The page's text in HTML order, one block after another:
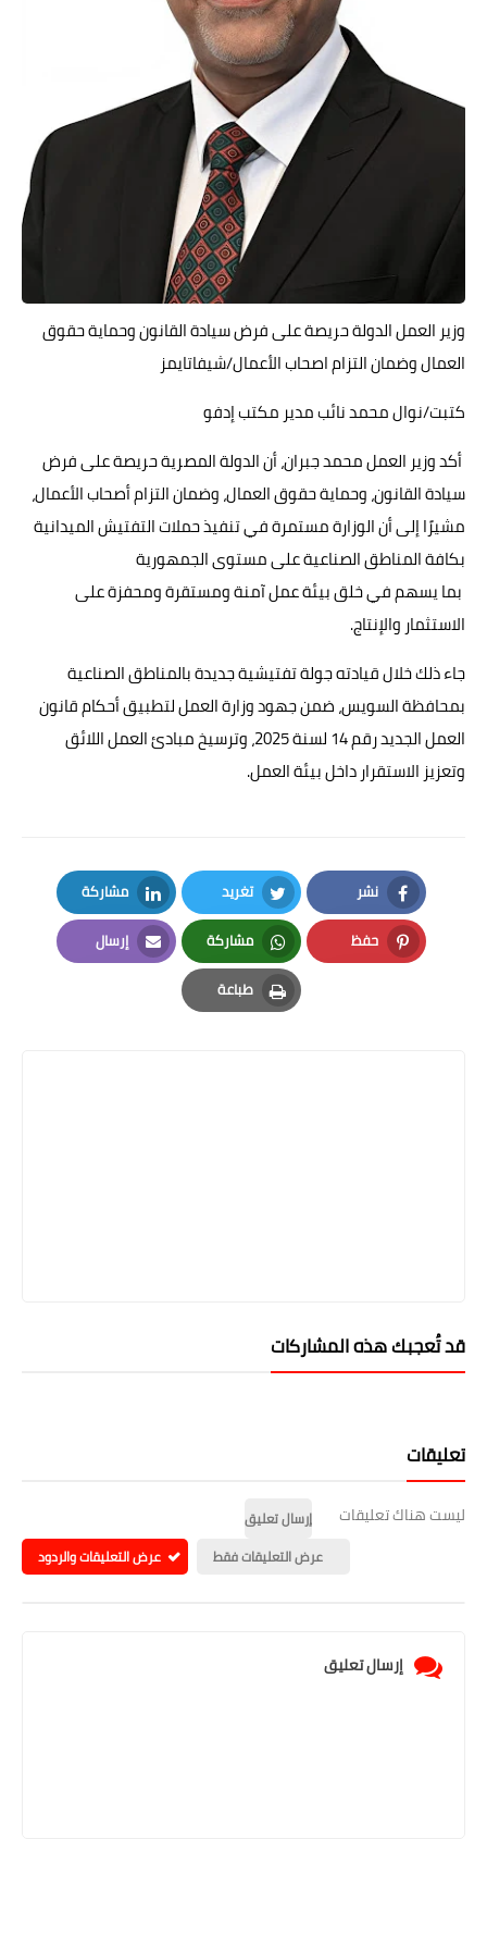
حوادث وقضايا
خدمات
الصحه والجمال
فن المطبخ
مقالات
وزير العمل الدولة حريصة على فرض سيادة القانون وحماية حقوق
العمال وضمان التزام اصحاب الأعمال/شيفاتايمز
كتبت/نوال محمد نائب مدير مكتب إدفو
أكد وزير العمل محمد جبران، أن الدولة المصرية حريصة على فرض
سيادة القانون، وحماية حقوق العمال، وضمان التزام أصحاب الأعمال،
مشيرًا إلى أن الوزارة مستمرة في تنفيذ حملات التفتيش الميدانية
بكافة المناطق الصناعية على مستوى الجمهورية
بما يسهم في خلق بيئة عمل آمنة ومستقرة ومحفزة على
الاستثمار والإنتاج.
جاء ذلك خلال قيادته جولة تفتيشية جديدة بالمناطق الصناعية
بمحافظة السويس، ضمن جهود وزارة العمل لتطبيق أحكام قانون
العمل الجديد رقم 14 لسنة 2025، وترسيخ مبادئ العمل اللائق
وتعزيز الاستقرار داخل بيئة العمل.
نشر
Facebook
تغريد
Twitter
مشاركة
LinkedIn
حفظ
Pinterest
مشاركة
Whatsapp
إرسال
Email
طباعة
Print
قد تُعجبك هذه المشاركات
تعليقات
ليست هناك تعليقات
إرسال تعليق
عرض التعليقات فقط
عرض التعليقات والردود
إرسال تعليق